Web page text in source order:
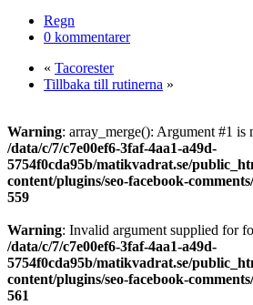
Regn
0 kommentarer
« Tacorester
Tillbaka till rutinerna »
Warning: array_merge(): Argument #1 is
/data/c/7/c7e00ef6-3faf-4aa1-a49d-
5754f0cda95b/matikvadrat.se/
content/plugins/seo-facebook-
559
Warning: Invalid argument supplied for
/data/c/7/c7e00ef6-3faf-4aa1-a49d-
5754f0cda95b/matikvadrat.se/
content/plugins/seo-facebook-
561